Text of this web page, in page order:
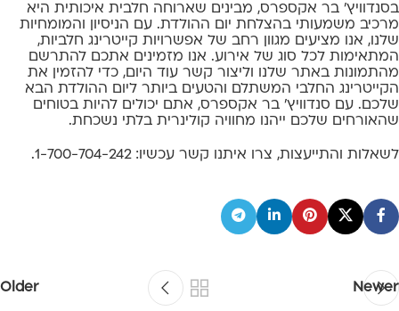
בסנדוויץ' בר אקספרס, מבינים שארוחה חלבית איכותית היא
מרכיב משמעותי בהצלחת יום ההולדת. עם הניסיון והמומחיות
שלנו, אנו מציעים מגוון רחב של אפשרויות קייטרינג חלביות,
המתאימות לכל סוג של אירוע. אנו מזמינים אתכם להתרשם
מהתמונות באתר שלנו וליצור קשר עוד היום, כדי להזמין את
הקייטרינג החלבי המשתלם והטעים ביותר ליום ההולדת הבא
שלכם. עם סנדוויץ' בר אקספרס, אתם יכולים להיות בטוחים
שהאורחים שלכם ייהנו מחוויה קולינרית בלתי נשכחת.
לשאלות והתייעצות, צרו איתנו קשר עכשיו: 1-700-704-242.
Newer
Older